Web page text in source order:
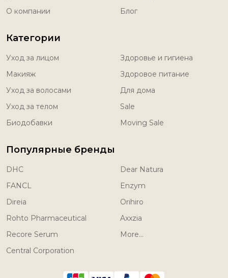
О компании
Блог
Категории
Уход за лицом
Макияж
Уход за волосами
Уход за телом
Биодобавки
Здоровье и гигиена
Здоровое питание
Для дома
Sale
Moving Sale
Популярные бренды
DHC
FANCL
Direia
Rohto Pharmaceutical
Recore Serum
Central Corporation
Dear Natura
Enzym
Orihiro
Axxzia
More...